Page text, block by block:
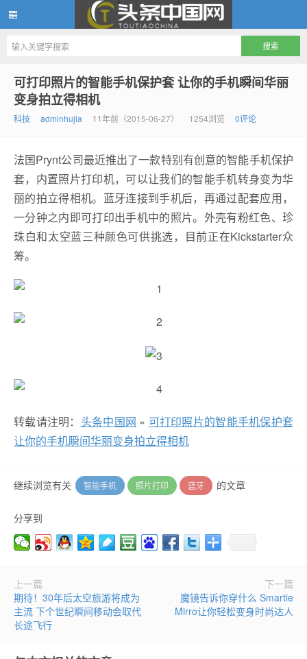
头条中国网
可打印照片的智能手机保护套 让你的手机瞬间华丽
变身拍立得相机
科技 adminhujia 11年前（2015-06-27） 1254浏览 0评论
法国Prynt公司最近推出了一款特别有创意的智能手机保护
套，内置照片打印机，可以让我们的智能手机转身变为华
丽的拍立得相机。蓝牙连接到手机后，再通过配套应用，
一分钟之内即可打印出手机中的照片。外壳有粉红色、珍
珠白和太空蓝三种颜色可供挑选，目前正在Kickstarter众
筹。
转载请注明： 头条中国网 » 可打印照片的智能手机保护套
让你的手机瞬间华丽变身拍立得相机
继续浏览有关 智能手机 照片打印 蓝牙 的文章
分享到
上一篇
期待！30年后太空旅游将成为
主流 下个世纪瞬间移动会取代
长途飞行
下一篇
魔镜告诉你穿什么 Smartie
Mirro让你轻松变身时尚达人